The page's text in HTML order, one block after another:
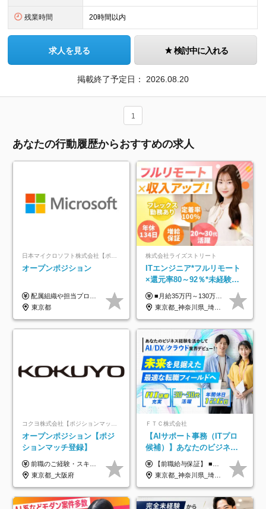
残業時間 20時間以内
求人を見る 検討中に入れる
掲載終了予定日： 2026.08.20
1
あなたの行動履歴からおすすめの求人
日本マイクロソフト株式会社【ポジションマッチ登録】
オープンポジション
配属組織や担当プロジェクトにより異なります。 ▼参考情報 ----------------------- 年俸650万～（1/12を月々支給） ※経験、能力を考慮の上、当社規定により優遇いたします。 ※時間外、休日出勤、深夜手当に対する賃金も基本年俸に含みます。
東京都
株式会社ライズストリート
ITエンジニア*フルリモート
×還元率80～92％*未経験歓
迎*年休134日*月給35万～*
定着率100%
■月給35万円～130万円＋賞与年2回＋各種手当 ※システムエンジニアの経験をお持ちの方は月給41万円以上＋賞与年2回（108万円～）＋手当 ■単価（年収）アップのチャンスは最大年12回 ※残業代は1分単位で100％全額支給。サービス残業などは一切ありません ※試用期間6ヵ月（試用期間中の待遇・給与に差はありません）
東京都_神奈川県_埼玉県_千葉県_大阪府_愛知県_北海道_青森県_岩手県_宮城県_秋田県_山形県_福島県_茨城県_栃木県_群馬県_新潟県_山梨県_長野県_富山県_石川県_福井県_静岡県_岐阜県_三重県_兵庫県_京都府_滋賀県_奈良県_和歌山県_広島県_岡山県_鳥取県_島根県_山口県_徳島県_香川県_愛媛県_高知県_福岡県_熊本県_佐賀県_長崎県_大分県_宮崎県_鹿児島県_沖縄県
コクヨ株式会社【ポジションマッチ登録】
オープンポジション【ポジ
ションマッチ登録】
前職のご経験・スキル等を考慮して決定します。
東京都_大阪府
ＦＴＣ株式会社
【AIサポート事務（ITプロ
候補）】あなたのビジネス
経験をAI業界で活かす◆IT
未経験OK◆目指せるコンサ
ル
【前職給与保証】 ■未経験者： 月給30万円～35万円 ■ローキャリア（経験目安1年程度）： 月給35万円～40万円 ■経験者（経験目安3年以上）： 月給40万円～60万円 ■即戦力（経験目安5年以上）： 月給45万円～80万円 ※上記金額には固定残業代30時間分 【未経験者5万5000円～7万3000円、 ローキャリア6万4000円～7万3000円、 経験者5万8000円～10万9000円、 即戦力8万2000円～14万5000円】を含みます。 ※30時間を超える場合は追加で全額支給します。 ※経験・能力・前職給与などを総合的に評価したうえでご納得いただけるよう個別決定。 未経験者の場合、前職給与とポテンシャルを査定のうえ決定いたします。 ※日本国内でのIT業界経験、または同等の実務経験と能力に応じて決定します。 ※前職給与は日本円かつ、日本国内での実績に基づき評価します。 【納得の評価システム】 ★クォーター毎に査定する評価制度導入！ 明確な評価基準で翌年度年収を上げましょう！ ★評価対象期間に在籍中のほとんどの社員が昇給し 年収アップを実現しています！ ★様々なインセンティブ制度を用意し多角的に正当評価しています！ ※試用期間6カ月（期間中の待遇等に差異なし）
東京都_神奈川県_埼玉県_千葉県